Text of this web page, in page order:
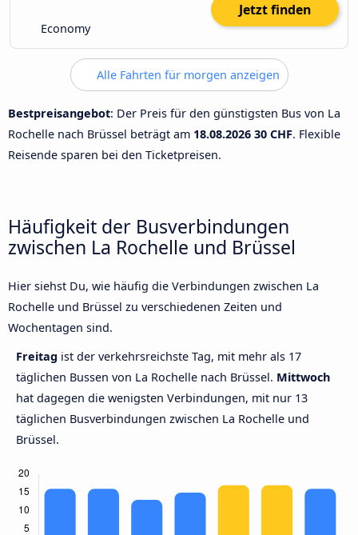
Economy
Jetzt finden
Alle Fahrten für morgen anzeigen
Bestpreisangebot: Der Preis für den günstigsten Bus von La
Rochelle nach Brüssel beträgt am 18.08.2026 30 CHF. Flexible
Reisende sparen bei den Ticketpreisen.
Häufigkeit der Busverbindungen
zwischen La Rochelle und Brüssel
Hier siehst Du, wie häufig die Verbindungen zwischen La
Rochelle und Brüssel zu verschiedenen Zeiten und
Wochentagen sind.
Freitag ist der verkehrsreichste Tag, mit mehr als 17
täglichen Bussen von La Rochelle nach Brüssel. Mittwoch
hat dagegen die wenigsten Verbindungen, mit nur 13
täglichen Busverbindungen zwischen La Rochelle und
Brüssel.